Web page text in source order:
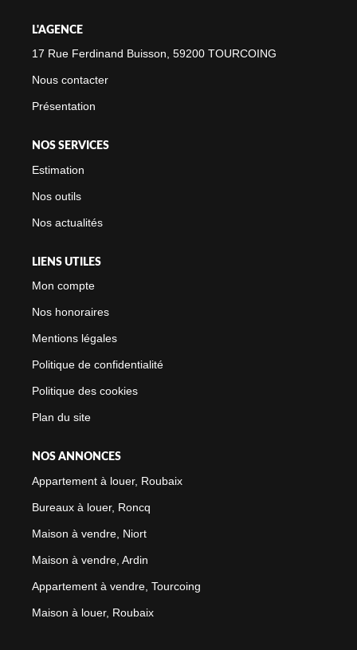
L'AGENCE
17 Rue Ferdinand Buisson, 59200 TOURCOING
Nous contacter
Présentation
NOS SERVICES
Estimation
Nos outils
Nos actualités
LIENS UTILES
Mon compte
Nos honoraires
Mentions légales
Politique de confidentialité
Politique des cookies
Plan du site
NOS ANNONCES
Appartement à louer, Roubaix
Bureaux à louer, Roncq
Maison à vendre, Niort
Maison à vendre, Ardin
Appartement à vendre, Tourcoing
Maison à louer, Roubaix